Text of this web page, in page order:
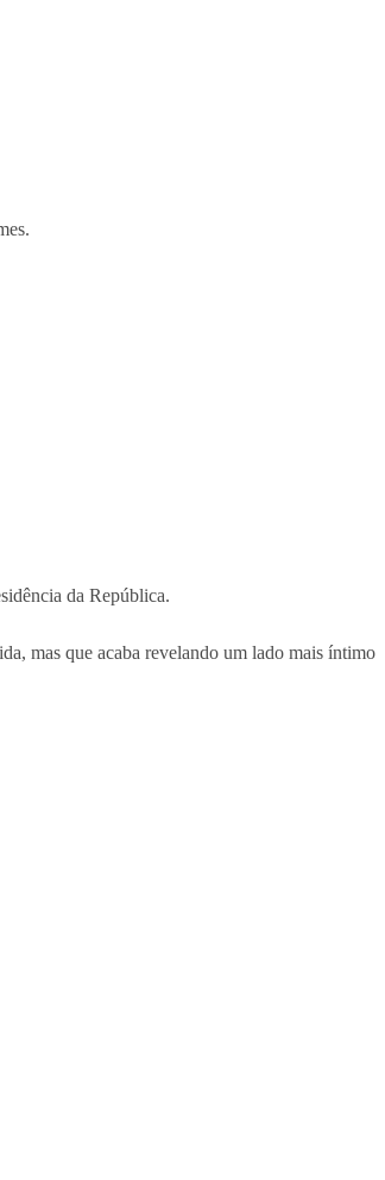
da República.
mas que acaba revelando um lado mais íntimo